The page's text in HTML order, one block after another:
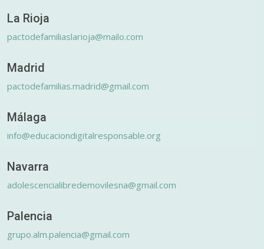
La Rioja
pactodefamiliaslarioja@mailo.com
Madrid
pactodefamilias.madrid@gmail.com
Málaga
info@educaciondigitalresponsable.org
Navarra
adolescencialibredemovilesna@gmail.com
Palencia
grupo.alm.palencia@gmail.com